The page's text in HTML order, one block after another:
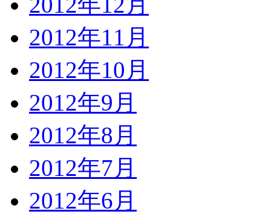
2012年11月
2012年10月
2012年9月
2012年8月
2012年7月
2012年6月